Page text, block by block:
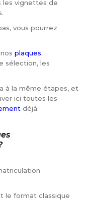
vignettes de
vous pourrez
plaques
sélection, les
à la même étapes, et
ici toutes les
déjà
le format classique